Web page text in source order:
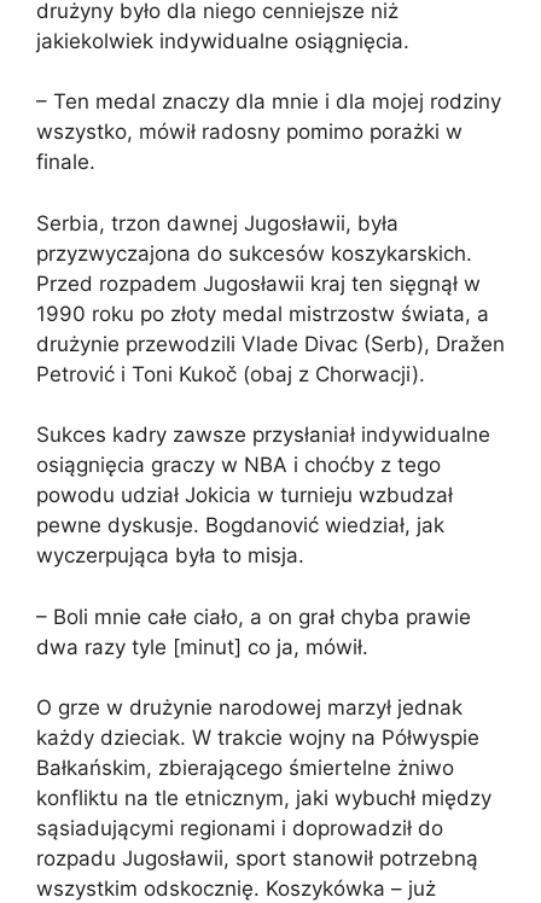
drużyny było dla niego cenniejsze niż
jakiekolwiek indywidualne osiągnięcia.
– Ten medal znaczy dla mnie i dla mojej rodziny
wszystko, mówił radosny pomimo porażki w
finale.
Serbia, trzon dawnej Jugosławii, była
przyzwyczajona do sukcesów koszykarskich.
Przed rozpadem Jugosławii kraj ten sięgnął w
1990 roku po złoty medal mistrzostw świata, a
drużynie przewodzili Vlade Divac (Serb), Dražen
Petrović i Toni Kukoč (obaj z Chorwacji).
Sukces kadry zawsze przysłaniał indywidualne
osiągnięcia graczy w NBA i choćby z tego
powodu udział Jokicia w turnieju wzbudzał
pewne dyskusje. Bogdanović wiedział, jak
wyczerpująca była to misja.
– Boli mnie całe ciało, a on grał chyba prawie
dwa razy tyle [minut] co ja, mówił.
O grze w drużynie narodowej marzył jednak
każdy dzieciak. W trakcie wojny na Półwyspie
Bałkańskim, zbierającego śmiertelne żniwo
konfliktu na tle etnicznym, jaki wybuchł między
sąsiadującymi regionami i doprowadził do
rozpadu Jugosławii, sport stanowił potrzebną
wszystkim odskocznię. Koszykówka – już